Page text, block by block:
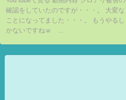
確認をしていたのですが・・・。 大変な
ことになってました・・・。 もうやるし
かないですねｗ ...